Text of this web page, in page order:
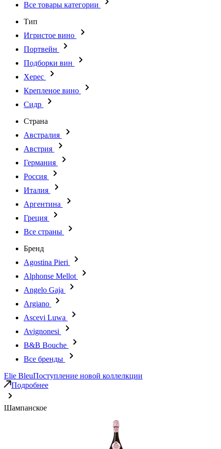
Все товары категории
Тип
Игристое вино
Портвейн
Подборки вин
Херес
Крепленое вино
Сидр
Страна
Австралия
Австрия
Германия
Россия
Италия
Аргентина
Греция
Все страны
Бренд
Agostina Pieri
Alphonse Mellot
Angelo Gaja
Argiano
Ascevi Luwa
Avignonesi
B&B Bouche
Все бренды
Elie BleuПоступление новой коллелкции
Подробнее
Шампанское